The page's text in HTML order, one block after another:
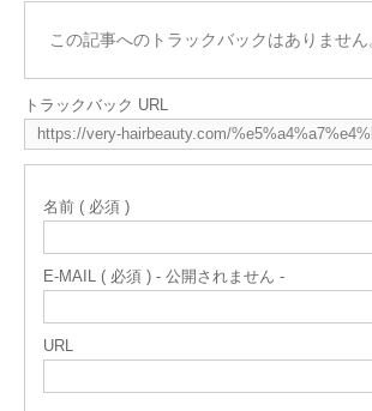
この記事へのトラックバックはありません
トラックバック URL
名前 ( 必須 )
E-MAIL ( 必須 ) - 公開されません -
URL